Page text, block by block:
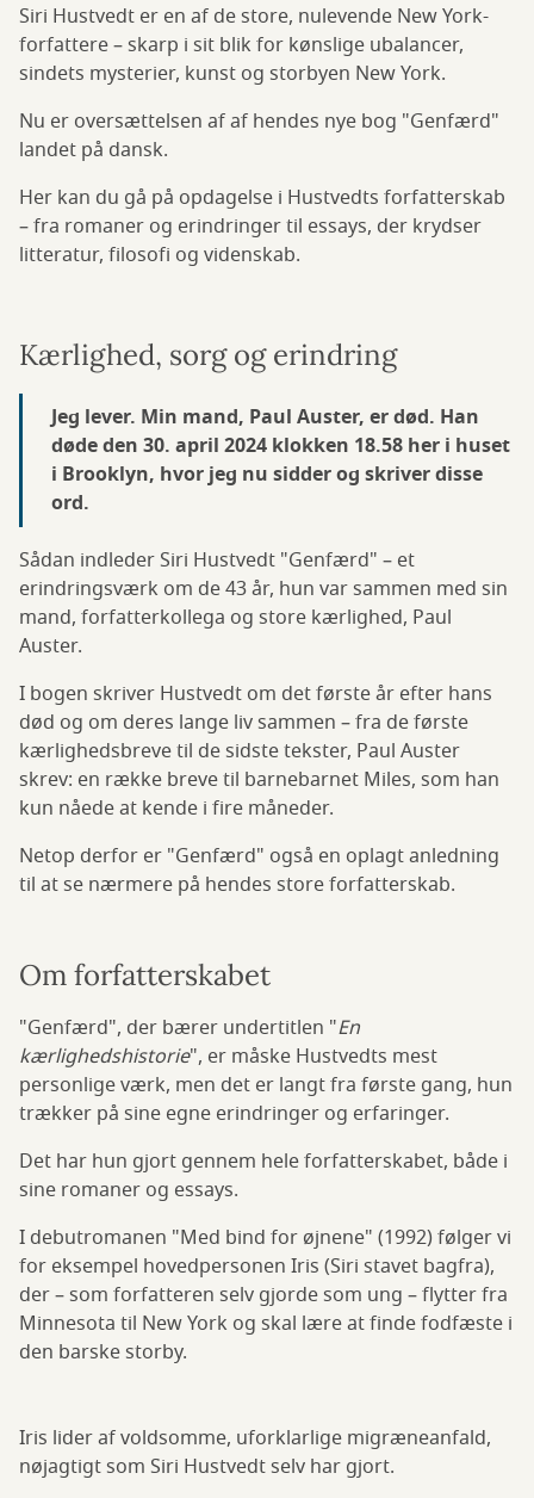
Siri Hustvedt er en af de store, nulevende New York-
forfattere – skarp i sit blik for kønslige ubalancer,
sindets mysterier, kunst og storbyen New York.
Nu er oversættelsen af af hendes nye bog "Genfærd"
landet på dansk.
Her kan du gå på opdagelse i Hustvedts forfatterskab
– fra romaner og erindringer til essays, der krydser
litteratur, filosofi og videnskab.
Kærlighed, sorg og erindring
Jeg lever. Min mand, Paul Auster, er død. Han
døde den 30. april 2024 klokken 18.58 her i huset
i Brooklyn, hvor jeg nu sidder og skriver disse
ord.
Sådan indleder Siri Hustvedt "Genfærd" – et
erindringsværk om de 43 år, hun var sammen med sin
mand, forfatterkollega og store kærlighed, Paul
Auster.
I bogen skriver Hustvedt om det første år efter hans
død og om deres lange liv sammen – fra de første
kærlighedsbreve til de sidste tekster, Paul Auster
skrev: en række breve til barnebarnet Miles, som han
kun nåede at kende i fire måneder.
Netop derfor er "Genfærd" også en oplagt anledning
til at se nærmere på hendes store forfatterskab.
Om forfatterskabet
"Genfærd", der bærer undertitlen "En
kærlighedshistorie", er måske Hustvedts mest
personlige værk, men det er langt fra første gang, hun
trækker på sine egne erindringer og erfaringer.
Det har hun gjort gennem hele forfatterskabet, både i
sine romaner og essays.
I debutromanen "Med bind for øjnene" (1992) følger vi
for eksempel hovedpersonen Iris (Siri stavet bagfra),
der – som forfatteren selv gjorde som ung – flytter fra
Minnesota til New York og skal lære at finde fodfæste i
den barske storby.
Iris lider af voldsomme, uforklarlige migræneanfald,
nøjagtigt som Siri Hustvedt selv har gjort.